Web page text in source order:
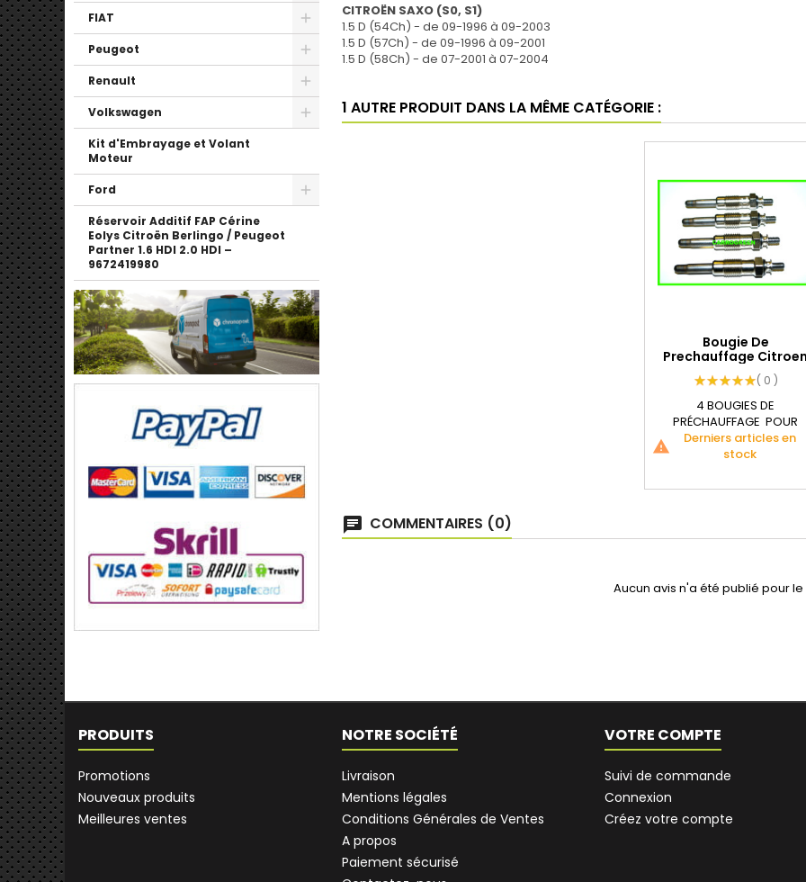
FIAT
Peugeot
Renault
Volkswagen
Kit d'Embrayage et Volant
Moteur
Ford
Réservoir Additif FAP Cérine
Eolys Citroën Berlingo / Peugeot
Partner 1.6 HDI 2.0 HDI –
9672419980
CITROËN SAXO (S0, S1)
1.5 D (54Ch) - de 09-1996 à 09-2003
1.5 D (57Ch) - de 09-1996 à 09-2001
1.5 D (58Ch) - de 07-2001 à 07-2004
1 AUTRE PRODUIT DANS LA MÊME CATÉGORIE :
Bougie De
Prechauffage
Saxo 1.5L...
( 0 )
4 BOUGIES DE
PRÉCHAUFFAGE POUR
CITROEN SAXO DIESEL
1.5L....
warning
Derniers articles en
stock
COMMENTAIRES (0)
Aucun avis n'a été publié pour
PRODUITS
Promotions
Nouveaux produits
Meilleures ventes
NOTRE SOCIÉTÉ
Livraison
Mentions légales
Conditions Générales de Ventes
A propos
Paiement sécurisé
VOTRE COMPTE
Suivi de commande
Connexion
Créez votre compte